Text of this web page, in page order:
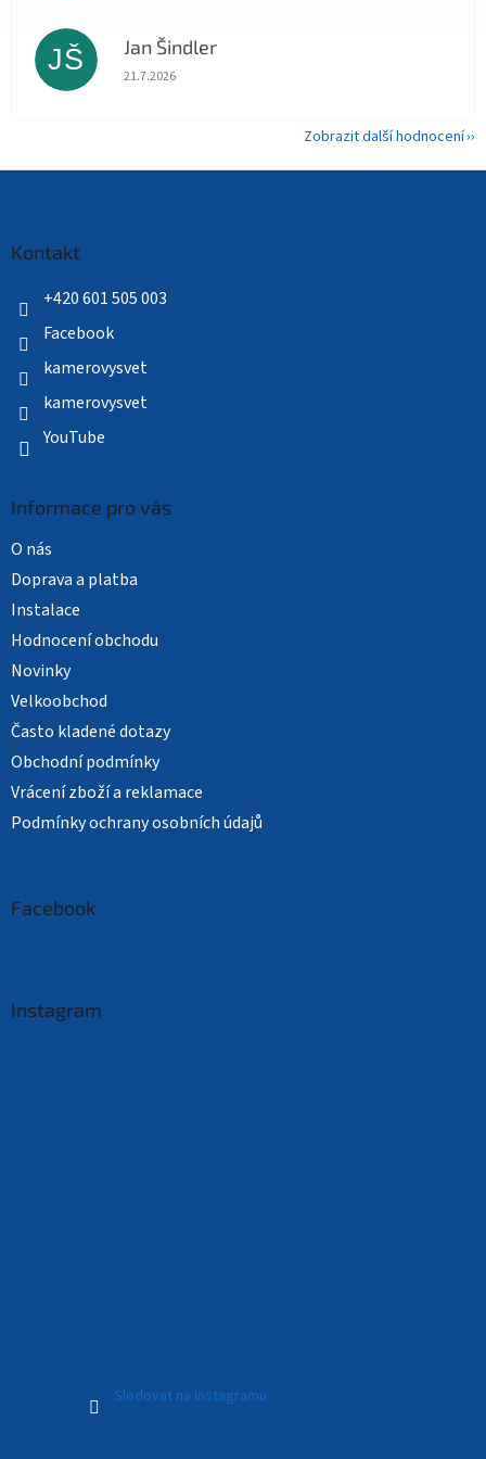
JŠ Jan Šindler
Hodnocení obchodu je 5 z 5 hvězdiček.
21.7.2026
Zobrazit další hodnocení
Kontakt
+420 601 505 003
Facebook
kamerovysvet
kamerovysvet
YouTube
Informace pro vás
O nás
Doprava a platba
Instalace
Hodnocení obchodu
Novinky
Velkoobchod
Často kladené dotazy
Obchodní podmínky
Vrácení zboží a reklamace
Podmínky ochrany osobních údajů
Facebook
Instagram
Sledovat na Instagramu